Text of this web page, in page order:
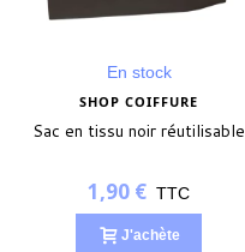
En stock
SHOP COIFFURE
Sac en tissu noir réutilisable
1,90 € TTC
J'achète